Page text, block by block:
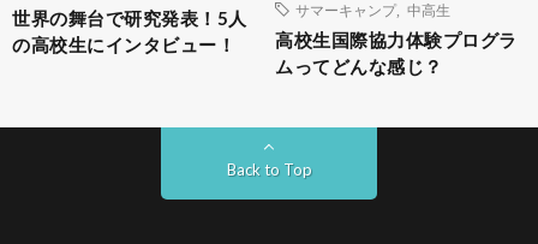
世界の舞台で研究発表！5人
の高校生にインタビュー！
サマーキャンプ
中高生
高校生国際協力体験プログラ
ムってどんな感じ？
Back to Top